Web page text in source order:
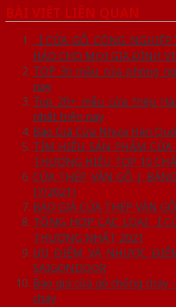
BÀI VIẾT LIÊN QUAN
【CỬA GỖ CÔNG
HẢO CHO MỌI GIA ĐÌNH
TOP 30 mẫu cửa phòng
nay
Top 20+ mẫu cửa thép
nhất hiện nay
Báo Giá Cửa Nhựa Hàn
TÌM HIỂU SẢN PHẨM CỬA
THƯƠNG HIỆU TOP 10
CỬA THÉP VÂN GỖ |
[7/2021]
BÁO GIÁ CỬA THÉP VÂN
TỔNG HỢP CÁC LOẠI 【
THƯỢNG NHẤT 2021
ƯU ĐIỂM VÀ NHƯỢC
SAIGONDOOR
Báo giá cửa gỗ chống cháy
cháy